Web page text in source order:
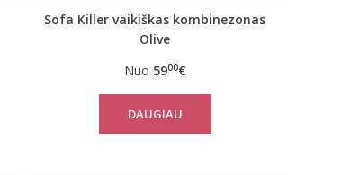
Sofa Killer vaikiškas kombinezonas
Olive
Nuo 5900€
DAUGIAU